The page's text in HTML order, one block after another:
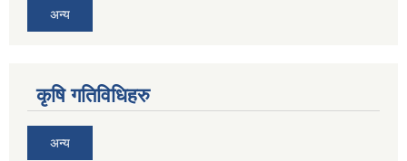
अन्य
कृषि गतिविधिहरु
अन्य